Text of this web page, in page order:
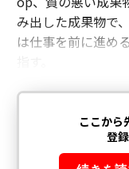
み出した成果物で
は仕事を前に進め